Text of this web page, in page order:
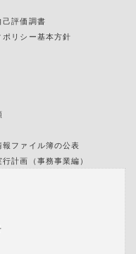
評価調書
リシー基本方針
ファイル簿の公表
計画（事務事業編）